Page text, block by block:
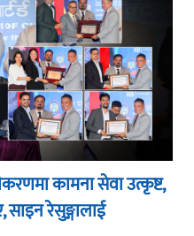
कामना सेवा उत्कृष्ट,
साइन रेसुङ्गालाई